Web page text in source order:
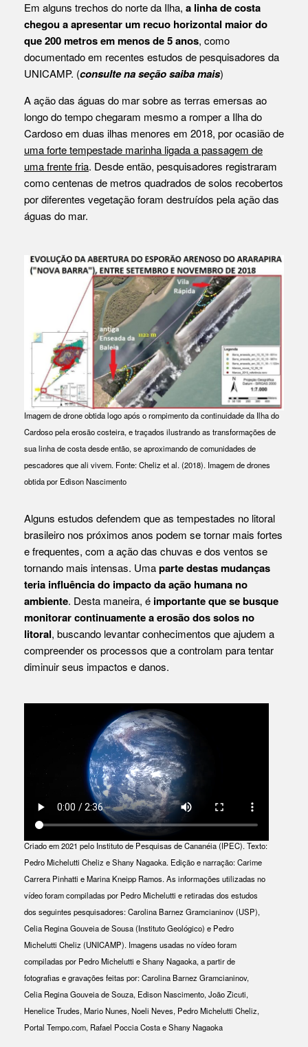
Em alguns trechos do norte da Ilha, a linha de costa
chegou a apresentar um recuo horizontal maior do
que 200 metros em menos de 5 anos, como
documentado em recentes estudos de pesquisadores da
UNICAMP. (consulte na seção saiba mais)
A ação das águas do mar sobre as terras emersas ao
longo do tempo chegaram mesmo a romper a Ilha do
Cardoso em duas ilhas menores em 2018, por ocasião de
uma forte tempestade marinha ligada a passagem de
uma frente fria. Desde então, pesquisadores registraram
como centenas de metros quadrados de solos recobertos
por diferentes vegetação foram destruídos pela ação das
águas do mar.
Imagem de drone obtida logo após o rompimento da continuidade da Ilha do
Cardoso pela erosão costeira, e traçados ilustrando as transformações de
sua linha de costa desde então, se aproximando de comunidades de
pescadores que ali vivem. Fonte: Cheliz et al. (2018). Imagem de drones
obtida por Edison Nascimento
Alguns estudos defendem que as tempestades no litoral
brasileiro nos próximos anos podem se tornar mais fortes
e frequentes, com a ação das chuvas e dos ventos se
tornando mais intensas. Umaparte destas mudanças
teria influência do impacto da ação humana no
ambiente. Desta maneira, é importante que se busque
monitorar continuamente a erosão dos solos no
litoral, buscando levantar conhecimentos que ajudem a
compreender os processos que a controlam para tentar
diminuir seus impactos e danos.
Criado em 2021 pelo Instituto de Pesquisas de Cananéia (IPEC). Texto:
Pedro Michelutti Cheliz e Shany Nagaoka. Edição e narração: Carime
Carrera Pinhatti e Marina Kneipp Ramos. As informações utilizadas no
vídeo foram compiladas por Pedro Michelutti e retiradas dos estudos
dos seguintes pesquisadores: Carolina Barnez Gramcianinov (USP),
Celia Regina Gouveia de Sousa (Instituto Geológico) e Pedro
Michelutti Cheliz (UNICAMP). Imagens usadas no vídeo foram
compiladas por Pedro Michelutti e Shany Nagaoka, a partir de
fotografias e gravações feitas por: Carolina Barnez Gramcianinov,
Celia Regina Gouveia de Souza, Edison Nascimento, João Zicuti,
Henelice Trudes, Mario Nunes, Noeli Neves, Pedro Michelutti Cheliz,
Portal Tempo.com, Rafael Poccia Costa e Shany Nagaoka